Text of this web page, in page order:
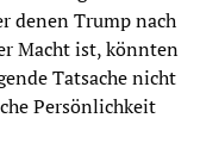
denen Trump nach
Macht ist, könnten
Tatsache nicht
Persönlichkeit